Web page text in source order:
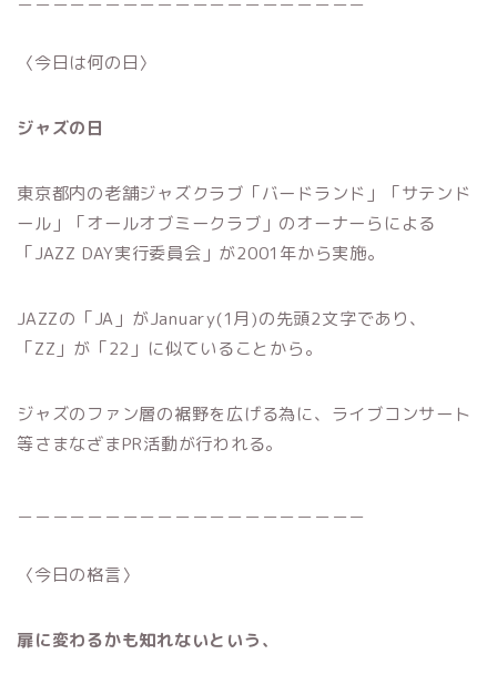
〈今日は何の日〉
ジャズの日
東京都内の老舗ジャズクラブ「バードランド」「サテンド
ール」「オールオブミークラブ」のオーナーらによる
「JAZZ DAY実行委員会」が2001年から実施。
JAZZの「JA」がJanuary(1月)の先頭2文字であり、
「ZZ」が「22」に似ていることから。
ジャズのファン層の裾野を広げる為に、ライブコンサート
等さまなざまPR活動が行われる。
〈今日の格言〉
扉に変わるかも知れないという、